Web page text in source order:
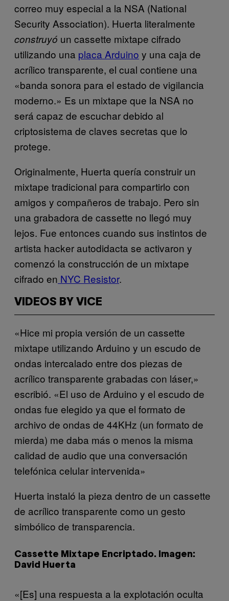
correo muy especial a la NSA (National
Security Association). Huerta literalmente
construyó un cassette mixtape cifrado
utilizando una placa Arduino y una caja de
acrílico transparente, el cual contiene una
«banda sonora para el estado de vigilancia
moderno.» Es un mixtape que la NSA no
será capaz de escuchar debido al
criptosistema de claves secretas que lo
protege.
Originalmente, Huerta quería construir un
mixtape tradicional para compartirlo con
amigos y compañeros de trabajo. Pero sin
una grabadora de cassette no llegó muy
lejos. Fue entonces cuando sus instintos de
artista hacker autodidacta se activaron y
comenzó la construcción de un mixtape
cifrado en NYC Resistor.
VIDEOS BY VICE
«Hice mi propia versión de un cassette
mixtape utilizando Arduino y un escudo de
ondas intercalado entre dos piezas de
acrílico transparente grabadas con láser,»
escribió. «El uso de Arduino y el escudo de
ondas fue elegido ya que el formato de
archivo de ondas de 44KHz (un formato de
mierda) me daba más o menos la misma
calidad de audio que una conversación
telefónica celular intervenida»
Huerta instaló la pieza dentro de un cassette
de acrílico transparente como un gesto
simbólico de transparencia.
Cassette Mixtape Encriptado. Imagen:
David Huerta
«[Es] una respuesta a la explotación oculta